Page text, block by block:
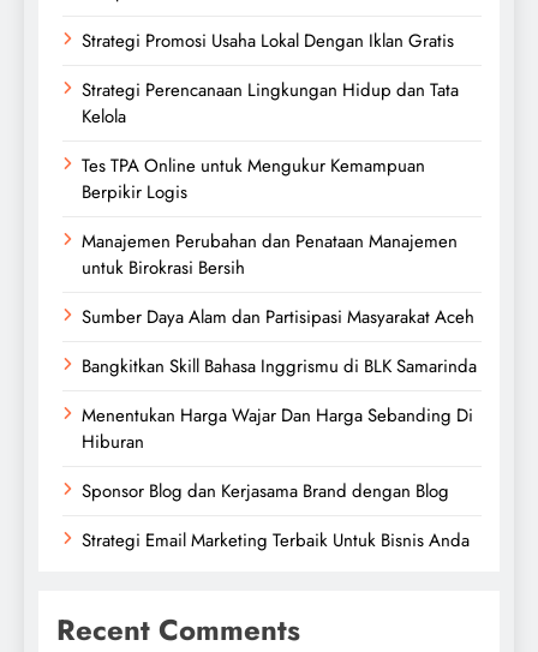
Strategi Promosi Usaha Lokal Dengan Iklan Gratis
Strategi Perencanaan Lingkungan Hidup dan Tata
Kelola
Tes TPA Online untuk Mengukur Kemampuan
Berpikir Logis
Manajemen Perubahan dan Penataan Manajemen
untuk Birokrasi Bersih
Sumber Daya Alam dan Partisipasi Masyarakat Aceh
Bangkitkan Skill Bahasa Inggrismu di BLK Samarinda
Menentukan Harga Wajar Dan Harga Sebanding Di
Hiburan
Sponsor Blog dan Kerjasama Brand dengan Blog
Strategi Email Marketing Terbaik Untuk Bisnis Anda
Recent Comments